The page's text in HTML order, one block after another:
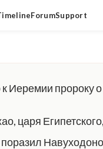
ForumSupport
Иеремии пророку
царя